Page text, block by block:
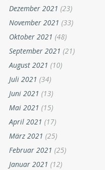
Dezember 2021 (23)
November 2021 (33)
Oktober 2021 (48)
September 2021 (21)
August 2021 (10)
Juli 2021 (34)
Juni 2021 (13)
Mai 2021 (15)
April 2021 (17)
März 2021 (25)
Februar 2021 (25)
Januar 2021 (12)